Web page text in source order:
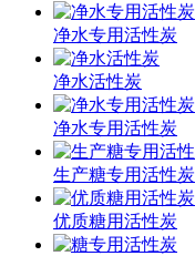
净水专用活性炭
净水活性炭
净水专用活性炭
生产糖专用活性炭
优质糖用活性炭